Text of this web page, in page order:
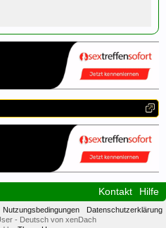
Kontakt Hilfe
Nutzungsbedingungen
Datenschutzerklärung
- Deutsch von xenDach